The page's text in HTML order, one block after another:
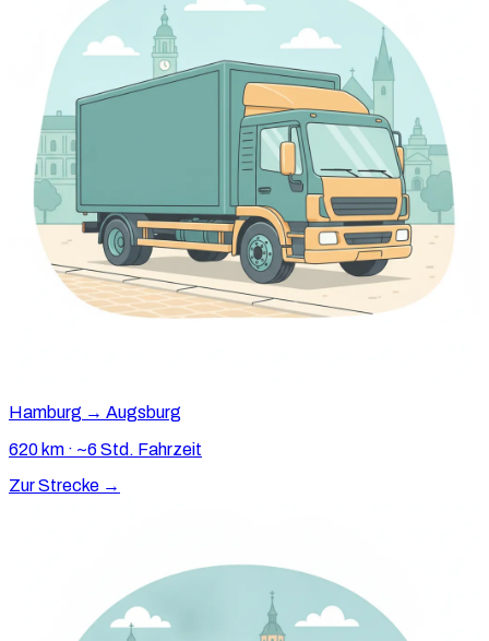
Hamburg → Augsburg
620 km · ~6 Std. Fahrzeit
Zur Strecke →